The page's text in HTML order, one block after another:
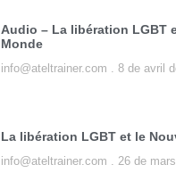
Audio – La libération LGBT
Monde
info@ateltrainer.com 8 de avril
La libération LGBT et le
info@ateltrainer.com 26 de